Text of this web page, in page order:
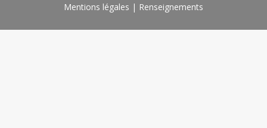
Mentions légales Renseignements